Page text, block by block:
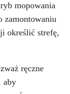
mopowania
zamontowaniu
określić strefę,
ręczne
aby